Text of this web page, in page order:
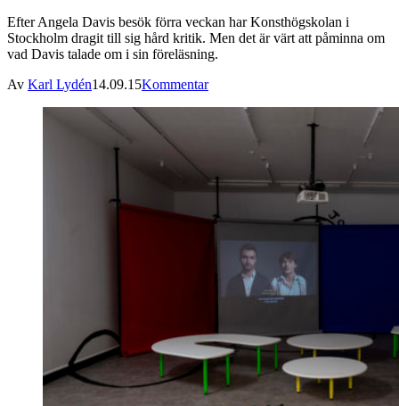
Efter Angela Davis besök förra veckan har Konsthögskolan i
Stockholm dragit till sig hård kritik. Men det är värt att påminna om
vad Davis talade om i sin föreläsning.
Av Karl Lydén14.09.15Kommentar